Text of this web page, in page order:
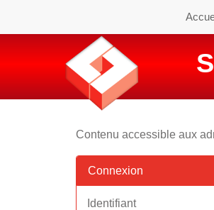
Contenu accessible aux
Connexion
Identifiant